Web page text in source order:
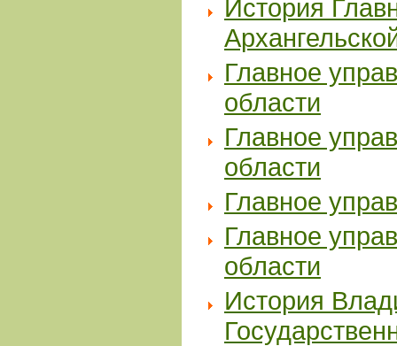
История
Главное
области
Главное
области
Главное
Главное
области
История